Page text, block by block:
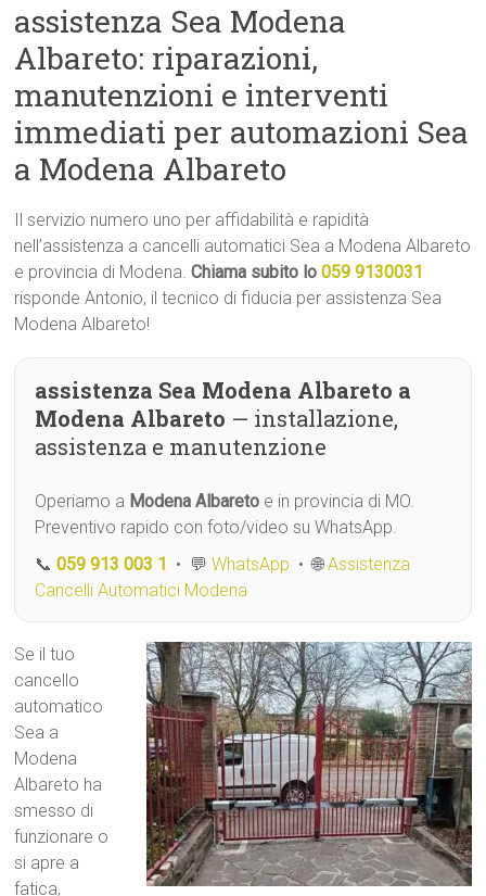
assistenza Sea Modena
Albareto: riparazioni,
manutenzioni e interventi
immediati per automazioni Sea
a Modena Albareto
Il servizio numero uno per affidabilità e rapidità
nell’assistenza a cancelli automatici Sea a Modena Albareto
e provincia di Modena.Chiama subito lo059 9130031
risponde Antonio, il tecnico di fiducia per assistenza Sea
Modena Albareto!
assistenza Sea Modena Albareto a
Modena Albareto — installazione,
assistenza e manutenzione
Operiamo a Modena Albareto e in provincia di MO.
Preventivo rapido con foto/video su WhatsApp.
📞059 913 003 1 • 💬WhatsApp • 🌐Assistenza
Cancelli Automatici Modena
Se il tuo
cancello
automatico
Sea a
Modena
Albareto ha
smesso di
funzionare o
si apre a
fatica,